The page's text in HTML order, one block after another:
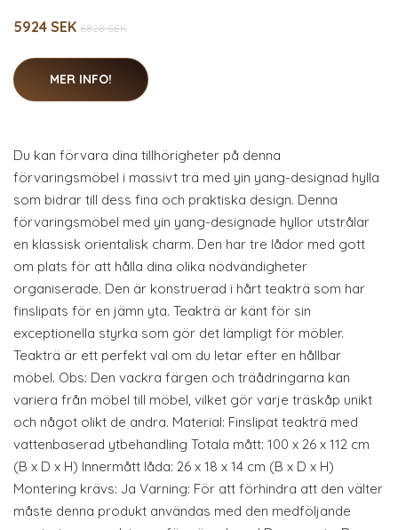
5924 SEK 6828 SEK
MER INFO!
Du kan förvara dina tillhörigheter på denna
förvaringsmöbel i massivt trä med yin yang-designad hylla
som bidrar till dess fina och praktiska design. Denna
förvaringsmöbel med yin yang-designade hyllor utstrålar
en klassisk orientalisk charm. Den har tre lådor med gott
om plats för att hålla dina olika nödvändigheter
organiserade. Den är konstruerad i hårt teakträ som har
finslipats för en jämn yta. Teakträ är känt för sin
exceptionella styrka som gör det lämpligt för möbler.
Teakträ är ett perfekt val om du letar efter en hållbar
möbel. Obs: Den vackra färgen och träådringarna kan
variera från möbel till möbel, vilket gör varje träskåp unikt
och något olikt de andra. Material: Finslipat teakträ med
vattenbaserad ytbehandling Totala mått: 100 x 26 x 112 cm
(B x D x H) Innermått låda: 26 x 18 x 14 cm (B x D x H)
Montering krävs: Ja Varning: För att förhindra att den välter
måste denna produkt användas med den medföljande